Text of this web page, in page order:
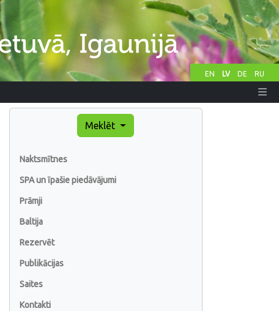
EN LV DE RU
Meklēt
Naktsmītnes
SPA un īpašie piedāvājumi
Prāmji
Baltija
Rezervēt
Publikācijas
Saites
Kontakti